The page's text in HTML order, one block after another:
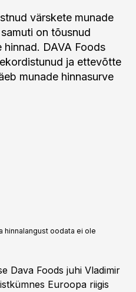
värskete munade
on tõusnud
DAVA Foods
ja ettevõtte
munade hinnasurve
hinnalangust oodata ei ole
Dava Foods juhi Vladimir
Euroopa riigis